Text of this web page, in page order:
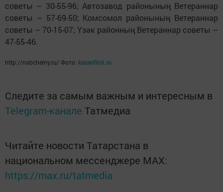
советы – 30-55-96; Автозавод районының Ветераннар
советы – 57-69-50; Комсомол районының Ветераннар
советы – 70-15-07; Үзәк районның Ветераннар советы –
47-55-46.
http://nabchelny.ru/ Фото: kazanfirst.ru
Следите за самым важным и интересным в
Telegram-канале Татмедиа
Читайте новости Татарстана в
национальном мессенджере MАХ:
https://max.ru/tatmedia